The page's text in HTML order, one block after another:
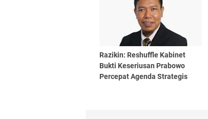
Razikin: Reshuffle Kabinet
Bukti Keseriusan Prabowo
Percepat Agenda Strategis